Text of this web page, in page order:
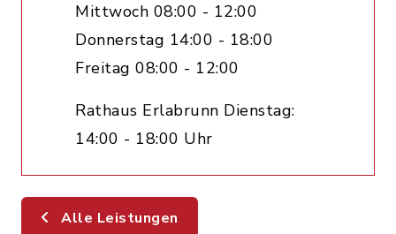
Mittwoch 08:00 - 12:00
Donnerstag 14:00 - 18:00
Freitag 08:00 - 12:00
Rathaus Erlabrunn Dienstag:
14:00 - 18:00 Uhr
Alle Leistungen